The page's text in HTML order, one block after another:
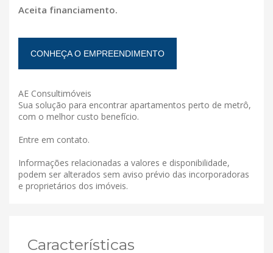
Aceita financiamento.
CONHEÇA O EMPREENDIMENTO
AE Consultimóveis
Sua solução para encontrar apartamentos perto de metrô,
com o melhor custo benefício.
Entre em contato.
Informações relacionadas a valores e disponibilidade,
podem ser alterados sem aviso prévio das incorporadoras
e proprietários dos imóveis.
Características